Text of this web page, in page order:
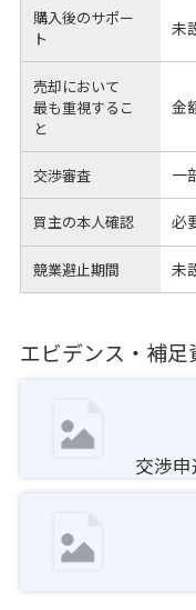
購入後のサポー
ト
未
売却において
最も重視するこ
と
金
交渉審査 一
買主の本人確認 必
競業避止期間 未
エビデンス・補足
交渉